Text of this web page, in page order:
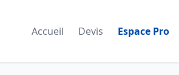
Accueil Devis Espace Pro